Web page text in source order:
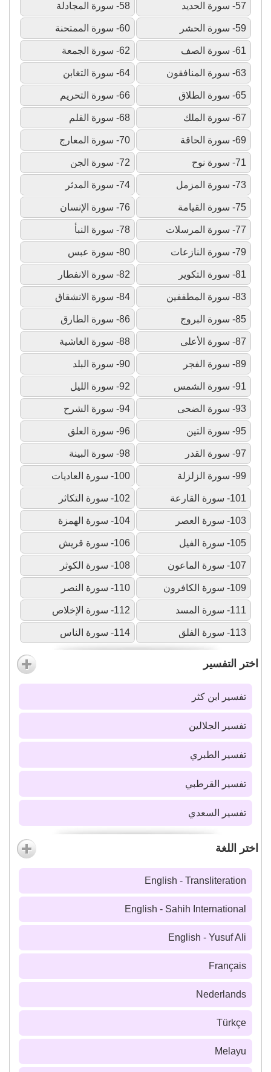
57- سورة الحديد 58- سورة المجادلة
59- سورة الحشر 60- سورة الممتحنة
61- سورة الصف 62- سورة الجمعة
63- سورة المنافقون 64- سورة التغابن
65- سورة الطلاق 66- سورة التحريم
67- سورة الملك 68- سورة القلم
69- سورة الحاقة 70- سورة المعارج
71- سورة نوح 72- سورة الجن
73- سورة المزمل 74- سورة المدثر
75- سورة القيامة 76- سورة الإنسان
77- سورة المرسلات 78- سورة النبأ
79- سورة النازعات 80- سورة عبس
81- سورة التكوير 82- سورة الانفطار
83- سورة المطففين 84- سورة الانشقاق
85- سورة البروج 86- سورة الطارق
87- سورة الأعلى 88- سورة الغاشية
89- سورة الفجر 90- سورة البلد
91- سورة الشمس 92- سورة الليل
93- سورة الضحى 94- سورة الشرح
95- سورة التين 96- سورة العلق
97- سورة القدر 98- سورة البينة
99- سورة الزلزلة 100- سورة العاديات
101- سورة القارعة 102- سورة التكاثر
103- سورة العصر 104- سورة الهمزة
105- سورة الفيل 106- سورة قريش
107- سورة الماعون 108- سورة الكوثر
109- سورة الكافرون 110- سورة النصر
111- سورة المسد 112- سورة الإخلاص
113- سورة الفلق 114- سورة الناس
اختر التفسير
تفسير ابن كثر
تفسير الجلالين
تفسير الطبري
تفسير القرطبي
تفسير السعدي
اختر اللغة
English - Transliteration
English - Sahih International
English - Yusuf Ali
Français
Nederlands
Türkçe
Melayu